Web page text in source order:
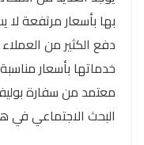
بها بأسعار مرتفعة لا
دفع الكثير من
خدماتها بأسعار
معتمد من سفارة
البحث الاجتماعي في